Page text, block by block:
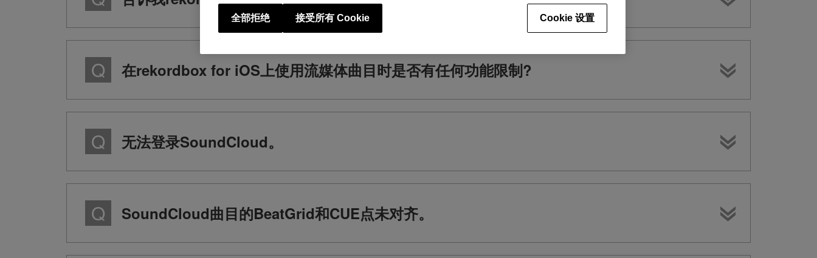
在rekordbox for iOS上使用流媒体曲目时是否有任何功能限制?
无法登录SoundCloud。
SoundCloud曲目的BeatGrid和CUE点未对齐。
Cookie 设置
全部拒绝 接受所有 Cookie